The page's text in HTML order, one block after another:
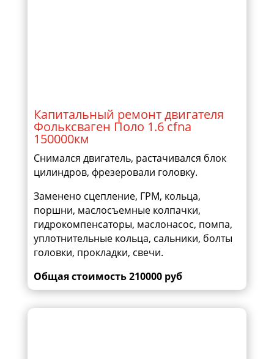
Капитальный ремонт двигателя
Фольксваген Поло 1.6 cfna
150000км
Снимался двигатель, растачивался блок
цилиндров, фрезеровали головку.
Заменено сцепление, ГРМ, кольца,
поршни, маслосъемные колпачки,
гидрокомпенсаторы, маслонасос, помпа,
уплотнительные кольца, сальники, болты
головки, прокладки, свечи.
Общая стоимость 210000 руб